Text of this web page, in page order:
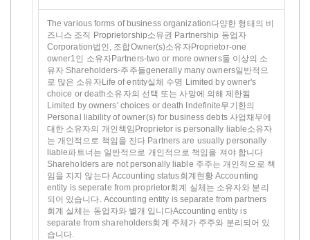
The various forms of business organization다양한 형태의 비
즈니스 조직 Proprietorship소유권 Partnership 동업자
Corporation법인, 조합Owner(s)소유자Proprietor-one
owner1인 소유자Partners-two or more owners둘 이상의 소
유자 Shareholders-주주들generally many owners일반적으
로 많은 소유자Life of entity실체 수명 Limited by owner's
choice or death소유자의 선택 또는 사망에 의해 제한됨
Limited by owners' choices or death Indefinite무기한의
Personal liability of owner(s) for business debts 사업채무에
대한 소유자의 개인책임Proprietor is personally liable소유자
는 개인적으로 책임을 진다 Partners are usually personally
liable파트너는 일반적으로 개인적으로 책임을 져야 합니다
Shareholders are not personally liable 주주는 개인적으로 책
임을 지지 않는다 Accounting status회계현황 Accounting
entity is seperate from proprietor회계 실체는 소유자와 분리
되어 있습니다. Accounting entity is separate from partners
회계 실체는 동업자와 별개 입니다Accounting entity is
separate from shareholders회계 주체가 주주와 분리되어 있
습니다.